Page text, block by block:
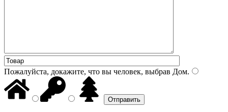
Пожалуйста, докажите, что вы человек, выбрав Дом.